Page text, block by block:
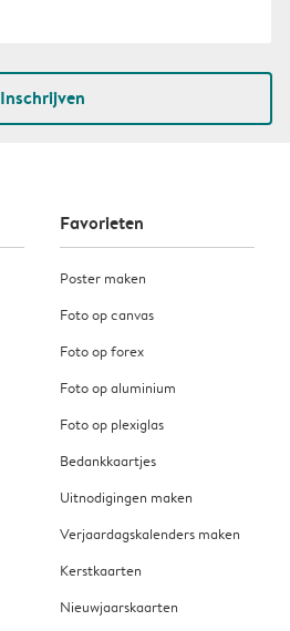
Inschrijven
Favorieten
Poster maken
Foto op canvas
Foto op forex
Foto op aluminium
Foto op plexiglas
Bedankkaartjes
Uitnodigingen maken
Verjaardagskalenders maken
Kerstkaarten
Nieuwjaarskaarten